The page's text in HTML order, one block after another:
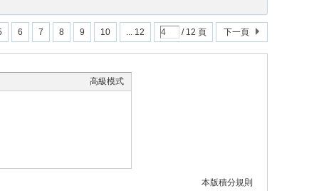
6 7 8 9 10 ... 12 / 12 頁 下一頁
高級模式
本版積分規則